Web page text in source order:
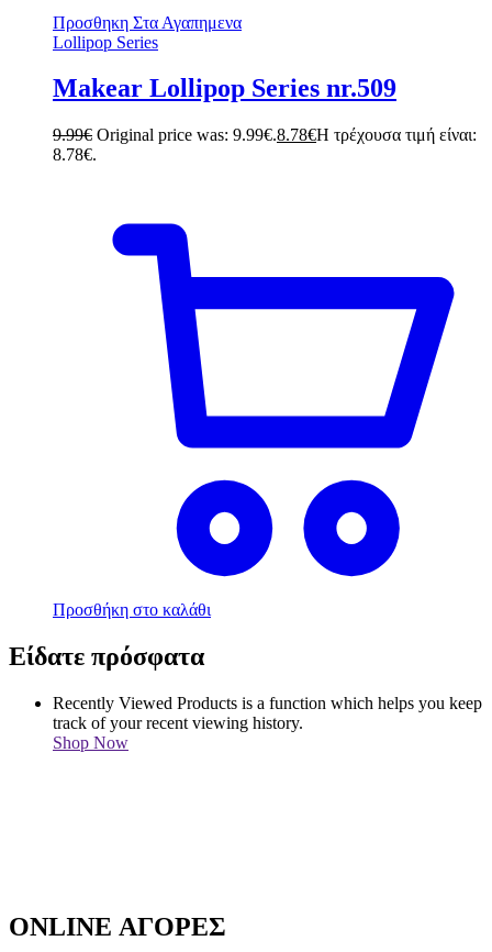
Προσθηκη Στα Αγαπημενα
Lollipop Series
Makear Lollipop Series nr.509
9.99€ Original price was: 9.99€.8.78€Η τρέχουσα τιμή είναι:
8.78€.
Προσθήκη στο καλάθι
Είδατε πρόσφατα
Recently Viewed Products is a function which helps you keep
track of your recent viewing history.
Shop Now
ONLINE ΑΓΟΡΕΣ